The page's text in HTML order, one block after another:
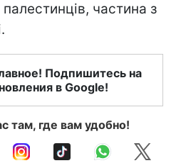
частина з
Подпишитесь на
в Google!
там, где вам удобно!